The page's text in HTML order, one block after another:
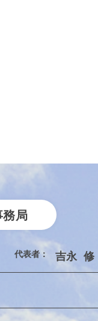
務局
代表者： 吉永 修